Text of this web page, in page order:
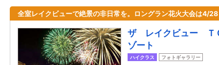
全室レイクビューで絶景の非日常を。ロングラン花火大会は4/
ザ レイクビュー Ｔ
ゾート
ハイクラス フォトギャラリー